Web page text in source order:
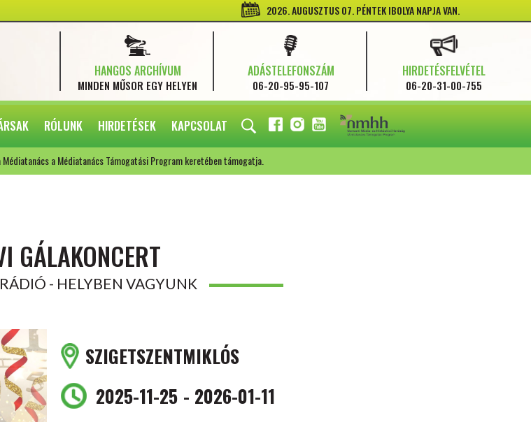
2026. AUGUSZTUS 07. PÉNTEK IBOLYA NAPJA VAN.
HANGOS ARCHÍVUM
MINDEN MŰSOR EGY HELYEN
ADÁSTELEFONSZÁM
06-20-95-95-107
HIRDETÉSFELVÉTEL
06-20-31-00-755
RÓLUNK HIRDETÉSEK KAPCSOLAT FACEBOOK
INSTAGRAM
YOUTUBE
a Médiatanács Támogatási Program keretében támogatja.
GÁLAKONCERT
- HELYBEN VAGYUNK
SZIGETSZENTMIKLÓS
2025-11-25
2026-01-11